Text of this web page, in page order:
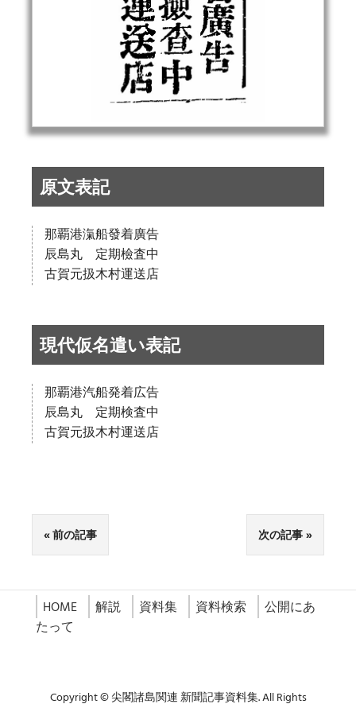
原文表記
那覇港滊船發着廣告
辰島丸 定期檢査中
古賀元扱木村運送店
現代仮名遣い表記
那覇港汽船発着広告
辰島丸 定期検査中
古賀元扱木村運送店
前の記事 次の記事
HOME 解説 資料集 資料検索
公開にあ
たって
Copyright © 尖閣諸島関連 新聞記事資料集. All Rights